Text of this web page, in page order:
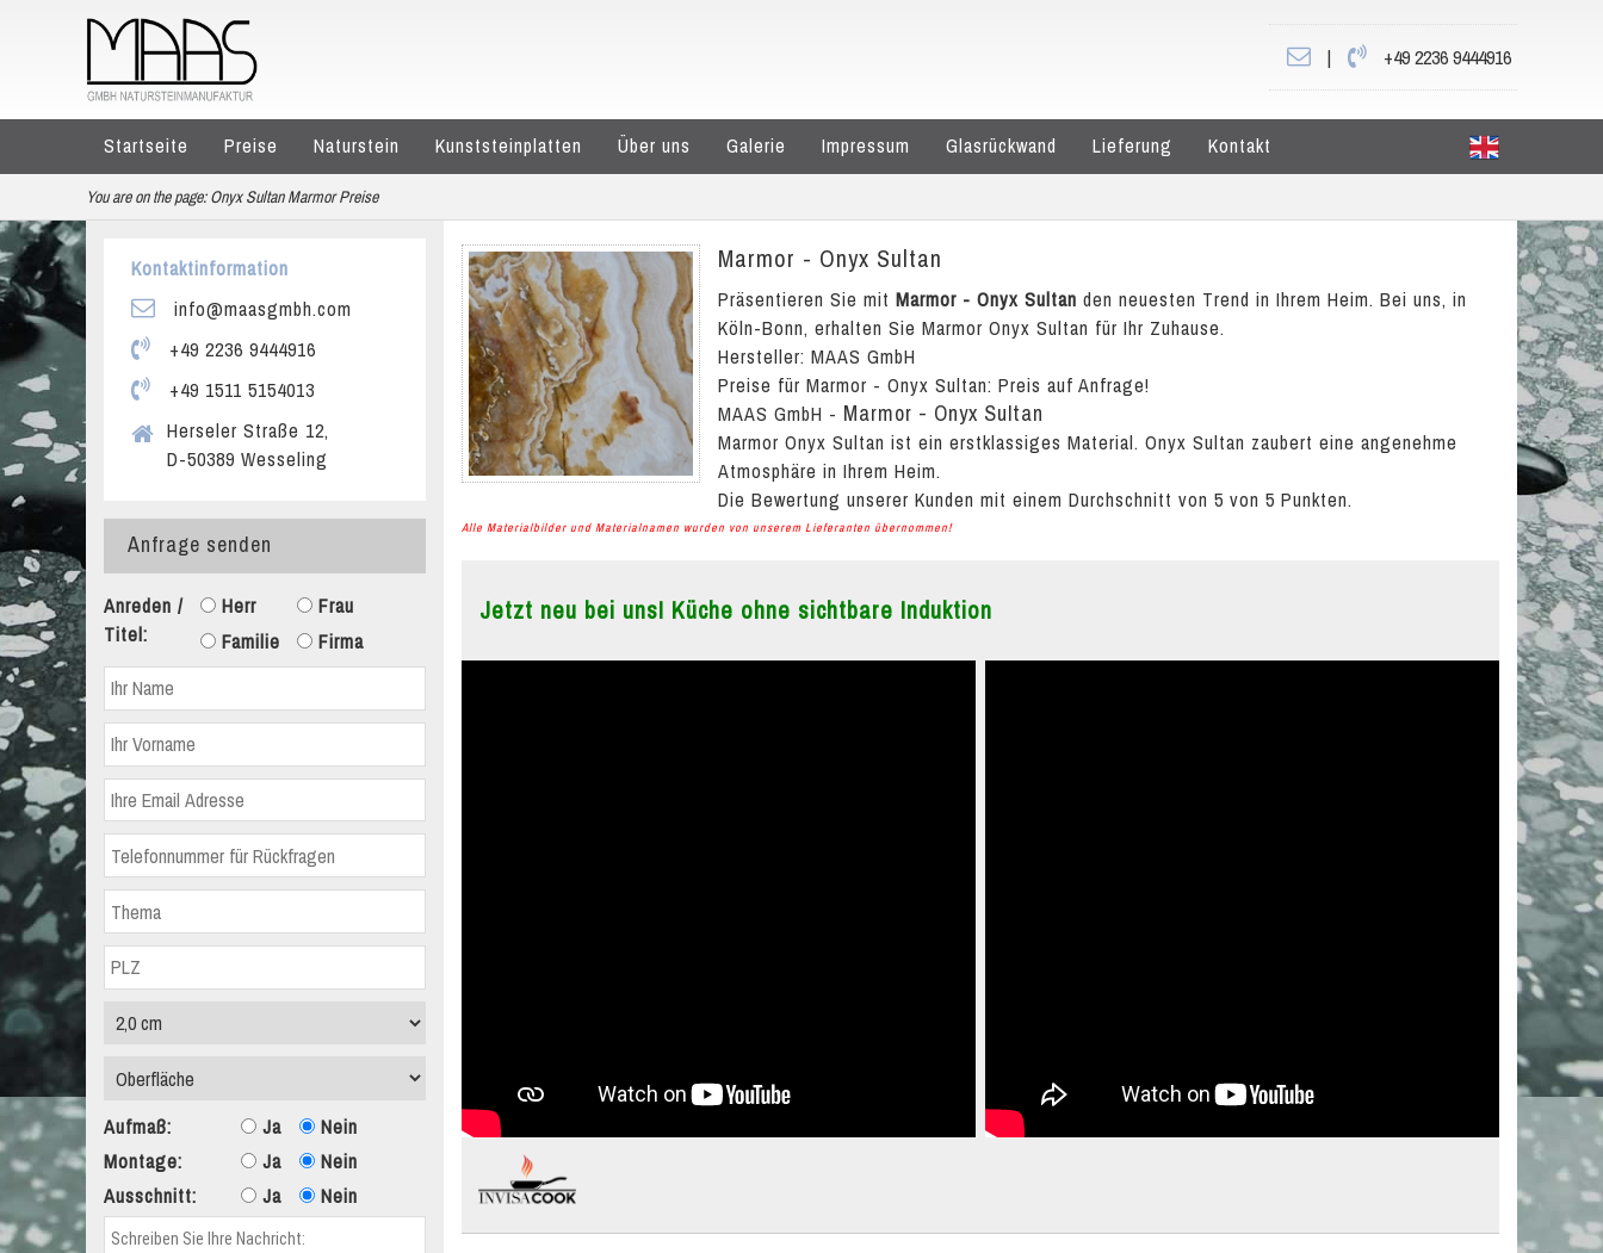
| +49 2236 9444916
Startseite Preise Naturstein Kunststeinplatten Über uns Galerie Impressum Glasrückwand Lieferung Kontakt
You are on the page: Onyx Sultan Marmor Preise
Marmor - Onyx Sultan
Präsentieren Sie mit Marmor - Onyx Sultan den neuesten Trend in Ihrem Heim. Bei uns, in
Köln-Bonn, erhalten Sie Marmor Onyx Sultan für Ihr Zuhause.
Hersteller: MAAS GmbH
Preise für Marmor - Onyx Sultan: Preis auf Anfrage!
MAAS GmbH - Marmor - Onyx Sultan
Marmor Onyx Sultan ist ein erstklassiges Material. Onyx Sultan zaubert eine angenehme
Atmosphäre in Ihrem Heim.
Die Bewertung unserer Kunden mit einem Durchschnitt von 5 von 5 Punkten.
Alle Materialbilder und Materialnamen wurden von unserem Lieferanten übernommen!
Jetzt neu bei uns! Küche ohne sichtbare Induktion
Kontaktinformation
info@maasgmbh.com
+49 2236 9444916
+49 1511 5154013
Herseler Straße 12,
D-50389 Wesseling
Anfrage senden
Anreden /
Titel:
Herr
Frau
Familie
Firma
Aufmaß: Ja
Nein
Montage:
Ja
Nein
Ausschnitt:
Ja Nein